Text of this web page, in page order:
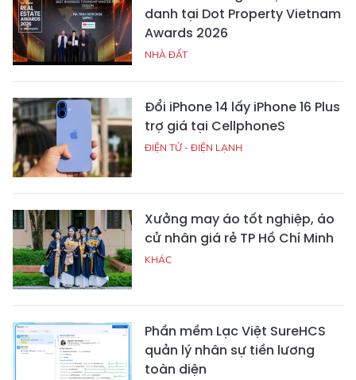
danh tại Dot Property Vietnam
Awards 2026
NHÀ ĐẤT
Đổi iPhone 14 lấy iPhone 16 Plus
trợ giá tại CellphoneS
ĐIỆN TỬ - ĐIỆN LẠNH
Xưởng may áo tốt nghiệp, áo
cử nhân giá rẻ TP Hồ Chí Minh
KHÁC
Phần mềm Lạc Việt SureHCS
quản lý nhân sự tiền lương
toàn diện